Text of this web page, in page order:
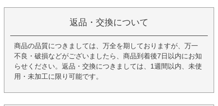
返品・交換について
商品の品質につきましては、万全を期しておりますが、万一
不良・破損などがございましたら、商品到着後7日以内にお知
らせください。返品・交換につきましては、1週間以内、未使
用・未加工に限り可能です。